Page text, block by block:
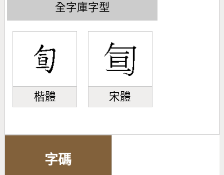
全字庫字型
楷體 宋體
字碼